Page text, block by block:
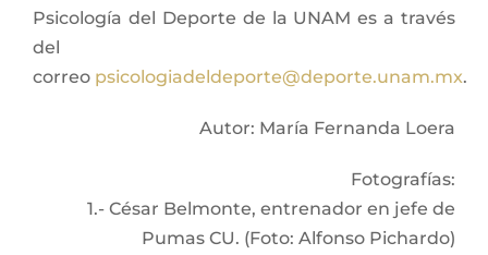
Psicología del Deporte de la UNAM es a través
del
correo psicologiadeldeporte@deporte.unam.mx.
Autor: María Fernanda Loera
Fotografías:
1.- César Belmonte, entrenador en jefe de
Pumas CU. (Foto: Alfonso Pichardo)